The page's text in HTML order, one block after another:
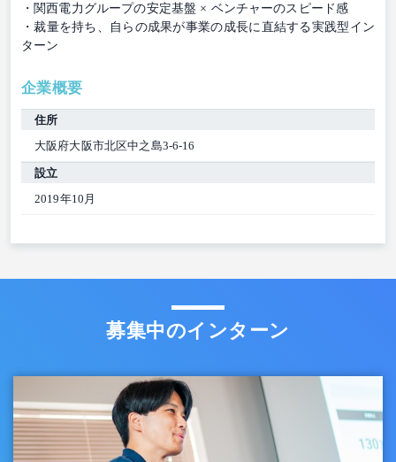
・関西電力グループの安定基盤 × ベンチャーのスピード感
・裁量を持ち、自らの成果が事業の成長に直結する実践型イン
ターン
企業概要
住所
大阪府大阪市北区中之島3-6-16
設立
2019年10月
募集中のインターン